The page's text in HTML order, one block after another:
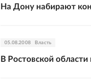
На Дону набирают
05.08.2008 Власть
В Ростовской